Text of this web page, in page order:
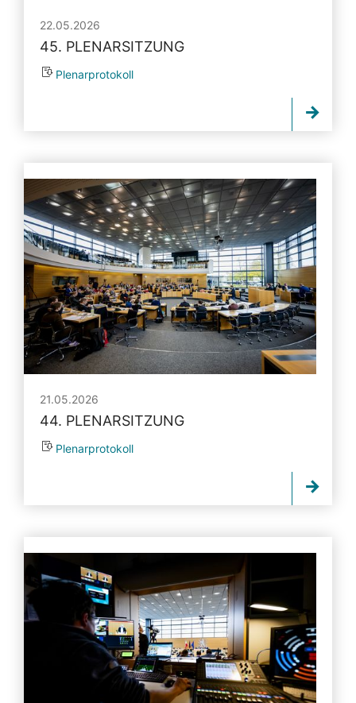
22.05.2026
45. PLENARSITZUNG
Plenarprotokoll
21.05.2026
44. PLENARSITZUNG
Plenarprotokoll